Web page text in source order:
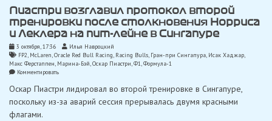
Пиастри возглавил протокол второй
тренировки после столкновения Норриса
и Леклера на пит-лейне в Сингапуре
3 октября, 17:36
Илья Навроцкий
FP2, McLaren,Oracle Red Bull Racing, Racing Bulls, Гран-при Сингапура, Исак Хаджар
Макс Ферстаппен, Марина-Бэй,Оскар Пиастри,Ф1,Формула-1
Комментироватьon
возглавил
второй
Оскар Пиастри лидировал во второй тренировке в Сингапуре,
поскольку из-за аварий сессия прерывалась двумя красными
флагами.